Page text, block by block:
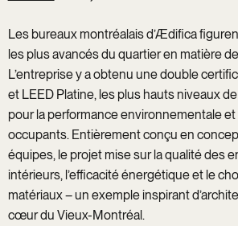
Les bureaux montréalais d’Ædifica
les plus avancés du quartier en matière
L’entreprise y a obtenu une double
et LEED Platine, les plus hauts niveaux
pour la performance environnementale
occupants. Entièrement conçu en
équipes, le projet mise sur la qualité des
intérieurs, l’efficacité énergétique et le
matériaux – un exemple inspirant
cœur du Vieux-Montréal.